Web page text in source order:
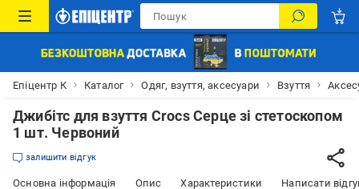
Епіцентр К Каталог Одяг, взуття, аксесуари Взуття
Джибітс для взуття Crocs Серце зі стетоскопом
1 шт. Червоний
залишити відгук
Основна інформація Опис Характеристики Написати